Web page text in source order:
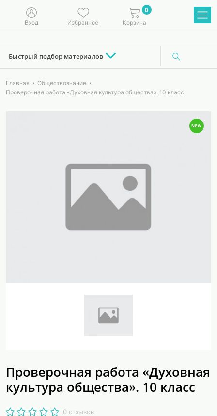
Вход Избранное
0
Корзина
Быстрый подбор материалов
Главная
Обществознание
Проверочная работа «Духовная культура общества». 10 класс
Проверочная работа «Духовная
культура общества». 10 класс
0 отзывов